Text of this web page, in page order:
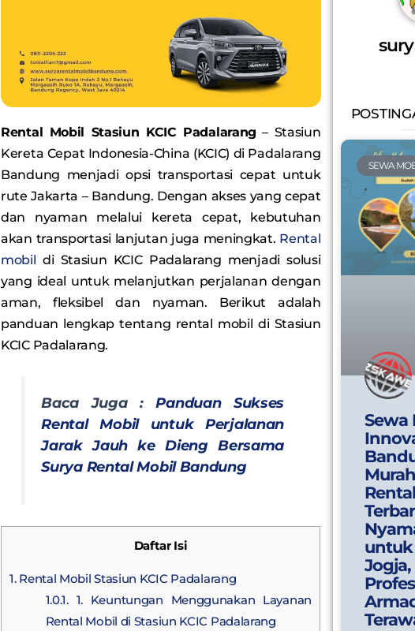
Rental Mobil Stasiun KCIC Padalarang – Stasiun
Kereta Cepat Indonesia-China (KCIC) di Padalarang
Bandung menjadi opsi transportasi cepat untuk
rute Jakarta – Bandung. Dengan akses yang cepat
dan nyaman melalui kereta cepat, kebutuhan
akan transportasi lanjutan juga meningkat. Rental
mobil di Stasiun KCIC Padalarang menjadi solusi
yang ideal untuk melanjutkan perjalanan dengan
aman, fleksibel dan nyaman. Berikut adalah
panduan lengkap tentang rental mobil di Stasiun
KCIC Padalarang.
Baca Juga :Panduan Sukses
Rental Mobil untuk Perjalanan
Jarak Jauh ke Dieng Bersama
Surya Rental Mobil Bandung
Daftar Isi
1.Rental Mobil Stasiun KCIC Padalarang
1.0.1.1. Keuntungan Menggunakan Layanan
Rental Mobil di Stasiun KCIC Padalarang
SEWA
Sewa
Rental
untuk